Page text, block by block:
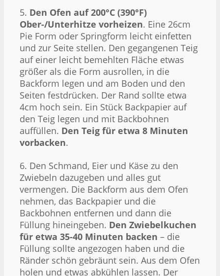
5. Den Ofen auf 200°C (390°F)
Ober-/Unterhitze vorheizen. Eine 26cm
Pie Form oder Springform leicht einfetten
und zur Seite stellen. Den gegangenen Teig
auf einer leicht bemehlten Fläche etwas
größer als die Form ausrollen, in die
Backform legen und am Boden und den
Seiten festdrücken. Der Rand sollte etwa
4cm hoch sein. Ein Stück Backpapier auf
den Teig legen und mit Backbohnen
auffüllen. Den Teig für etwa 8 Minuten
vorbacken.
6. Den Schmand, Eier und Käse zu den
Zwiebeln dazugeben und alles gut
vermengen. Die Backform aus dem Ofen
nehmen, das Backpapier und die
Backbohnen entfernen und dann die
Füllung hineingeben. Den Zwiebelkuchen
für etwa 35-40 Minuten backen – die
Füllung sollte angezogen haben und die
Ränder schön gebräunt sein. Aus dem Ofen
holen und etwas abkühlen lassen. Der